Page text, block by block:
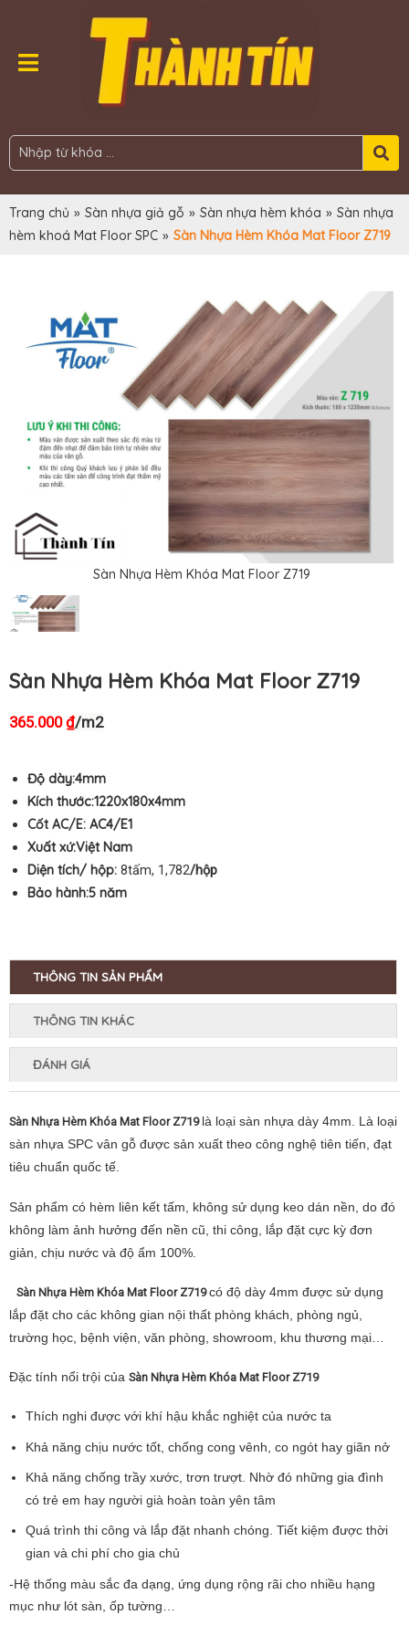
Trang chủ » Sàn nhựa giả gỗ » Sàn nhựa hèm khóa » Sàn nhựa
hèm khoá Mat Floor SPC » Sàn Nhựa Hèm Khóa Mat Floor Z719
Sàn Nhựa Hèm Khóa Mat Floor Z719
Sàn Nhựa Hèm Khóa Mat Floor Z719
365.000₫/m2
Độ dày:4mm
Kích thước:1220x180x4mm
Cốt AC/E: AC4/E1
Xuất xứ:Việt Nam
Diện tích/ hộp: 8tấm, 1,782/hộp
Bảo hành:5 năm
THÔNG TIN SẢN PHẨM
THÔNG TIN KHÁC
ĐÁNH GIÁ
Sàn Nhựa Hèm Khóa Mat Floor Z719 là loại sàn nhựa dày 4mm. Là loại
sàn nhựa SPC vân gỗ được sản xuất theo công nghệ tiên tiến, đạt
tiêu chuẩn quốc tế.
Sản phẩm có hèm liên kết tấm, không sử dụng keo dán nền, do đó
không làm ảnh hưởng đến nền cũ, thi công, lắp đặt cực kỳ đơn
giản, chịu nước và độ ẩm 100%.
Sàn Nhựa Hèm Khóa Mat Floor Z719có độ dày 4mm được sử dụng
lắp đặt cho các không gian nội thất phòng khách, phòng ngủ,
trường học, bệnh viện, văn phòng, showroom, khu thương mại…
Đặc tính nổi trội của Sàn Nhựa Hèm Khóa Mat Floor Z719
Thích nghi được với khí hậu khắc nghiệt của nước ta
Khả năng chịu nước tốt, chống cong vênh, co ngót hay giãn nở
Khả năng chống trầy xước, trơn trượt. Nhờ đó những gia đình
có trẻ em hay người già hoàn toàn yên tâm
Quá trình thi công và lắp đặt nhanh chóng. Tiết kiệm được thời
gian và chi phí cho gia chủ
-Hệ thống màu sắc đa dạng, ứng dụng rộng rãi cho nhiều hạng
mục như lót sàn, ốp tường…